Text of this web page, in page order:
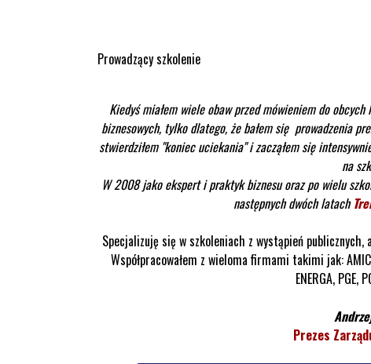
Prowadzący szkolenie
Kiedyś miałem wiele obaw przed mówieniem do
biznesowych, tylko dlatego, że bałem się prowadzenia
stwierdziłem"koniec uciekania" i zacząłem się
na
W 2008 jako ekspert i praktyk biznesu oraz po wielu
następnych dwóch latach
Specjalizuję się w szkoleniach z wystąpień
Współpracowałem z wieloma firmami takimi jak:
ENERGA, PGE,
Prezes